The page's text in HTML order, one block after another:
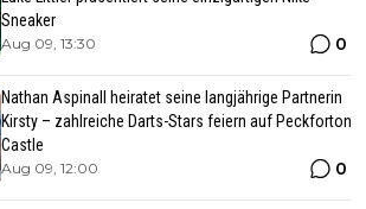
Sneaker
Aug 09, 13:30 0
Nathan Aspinall heiratet seine langjährige Partnerin
Kirsty – zahlreiche Darts-Stars feiern auf Peckforton
Castle
Aug 09, 12:00 0